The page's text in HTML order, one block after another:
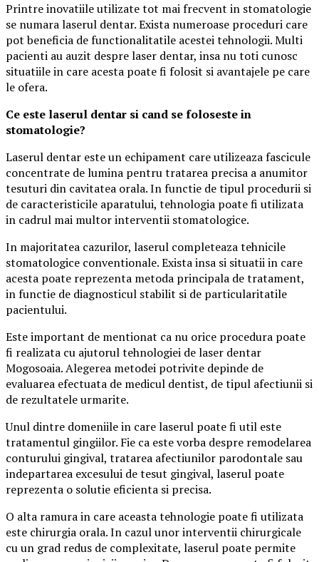
Printre inovatiile utilizate tot mai frecvent in stomatologie
se numara laserul dentar. Exista numeroase proceduri care
pot beneficia de functionalitatile acestei tehnologii. Multi
pacienti au auzit despre laser dentar, insa nu toti cunosc
situatiile in care acesta poate fi folosit si avantajele pe care
le ofera.
Ce este laserul dentar si cand se foloseste in
stomatologie?
Laserul dentar este un echipament care utilizeaza fascicule
concentrate de lumina pentru tratarea precisa a anumitor
tesuturi din cavitatea orala. In functie de tipul procedurii si
de caracteristicile aparatului, tehnologia poate fi utilizata
in cadrul mai multor interventii stomatologice.
In majoritatea cazurilor, laserul completeaza tehnicile
stomatologice conventionale. Exista insa si situatii in care
acesta poate reprezenta metoda principala de tratament,
in functie de diagnosticul stabilit si de particularitatile
pacientului.
Este important de mentionat ca nu orice procedura poate
fi realizata cu ajutorul tehnologiei de laser dentar
Mogosoaia. Alegerea metodei potrivite depinde de
evaluarea efectuata de medicul dentist, de tipul afectiunii si
de rezultatele urmarite.
Unul dintre domeniile in care laserul poate fi util este
tratamentul gingiilor. Fie ca este vorba despre remodelarea
conturului gingival, tratarea afectiunilor parodontale sau
indepartarea excesului de tesut gingival, laserul poate
reprezenta o solutie eficienta si precisa.
O alta ramura in care aceasta tehnologie poate fi utilizata
este chirurgia orala. In cazul unor interventii chirurgicale
cu un grad redus de complexitate, laserul poate permite